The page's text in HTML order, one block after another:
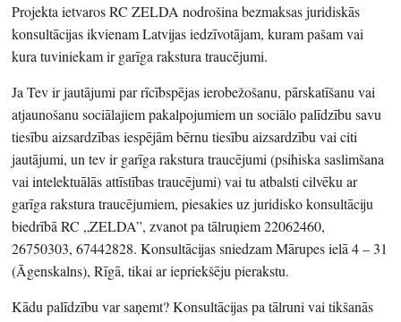
Projekta ietvaros RC ZELDA nodrošina bezmaksas juridiskās
konsultācijas ikvienam Latvijas iedzīvotājam, kuram pašam vai
kura tuviniekam ir garīga rakstura traucējumi.
Ja Tev ir jautājumi par rīcībspējas ierobežošanu, pārskatīšanu vai
atjaunošanu sociālajiem pakalpojumiem un sociālo palīdzību savu
tiesību aizsardzības iespējām bērnu tiesību aizsardzību vai citi
jautājumi, un tev ir garīga rakstura traucējumi (psihiska saslimšana
vai intelektuālās attīstības traucējumi) vai tu atbalsti cilvēku ar
garīga rakstura traucējumiem, piesakies uz juridisko konsultāciju
biedrībā RC „ZELDA”, zvanot pa tālruņiem 22062460,
26750303, 67442828. Konsultācijas sniedzam Mārupes ielā 4 – 31
(Āgenskalns), Rīgā, tikai ar iepriekšēju pierakstu.
Kādu palīdzību var saņemt? Konsultācijas pa tālruni vai tikšanās